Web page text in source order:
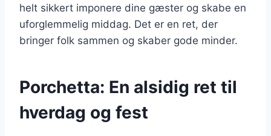
helt sikkert imponere dine gæster og skabe en
uforglemmelig middag. Det er en ret, der
bringer folk sammen og skaber gode minder.
Porchetta: En alsidig ret til
hverdag og fest